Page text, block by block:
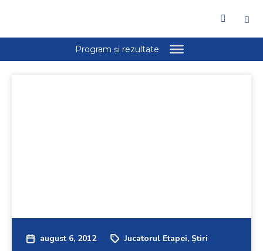
august 6, 2012 Jucatorul Etapei, Știri